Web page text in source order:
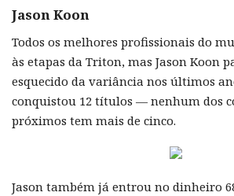
Jason Koon
Todos os melhores profissionais do
às etapas da Triton, mas Jason Koon
esquecido da variância nos últimos
conquistou 12 títulos — nenhum dos
próximos tem mais de cinco.
Jason também já entrou no dinheiro